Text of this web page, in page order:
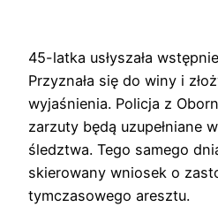
45-latka usłyszała
Przyznała się do winy i
wyjaśnienia. Policja z
zarzuty będą uzupełniane
śledztwa. Tego samego
skierowany wniosek o
tymczasowego aresztu.